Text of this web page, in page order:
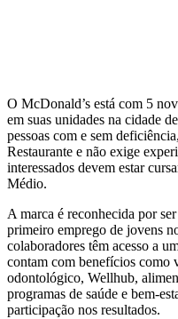
O McDonald’s está com 5
em suas unidades na cidade
pessoas com e sem
Restaurante e não exige
interessados devem estar
Médio.
A marca é reconhecida por
primeiro emprego de jovens
colaboradores têm acesso a
contam com benefícios como
odontológico, Wellhub,
programas de saúde e bem-
participação nos resultados.